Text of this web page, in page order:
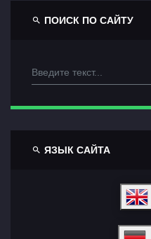
ПОИСК ПО САЙТУ
ЯЗЫК САЙТА